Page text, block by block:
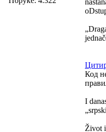
Код
I
Život i